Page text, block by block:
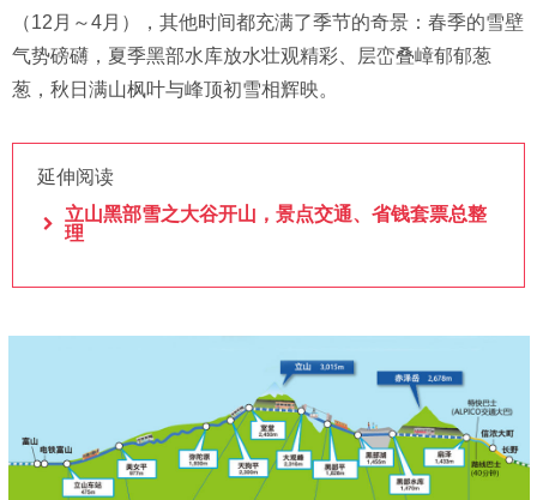
（12月～4月），其他时间都充满了季节的奇景：春季的雪壁
气势磅礴，夏季黑部水库放水壮观精彩、层峦叠嶂郁郁葱
葱，秋日满山枫叶与峰顶初雪相辉映。
延伸阅读
立山黑部雪之大谷开山，景点交通、省钱套票总整
理